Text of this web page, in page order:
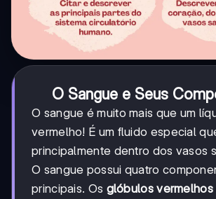
O Sangue e Seus
O sangue é muito mais que um
vermelho! É um fluido especial
principalmente dentro dos vasos
O sangue possui quatro
principais. Os glóbulos vermelhos